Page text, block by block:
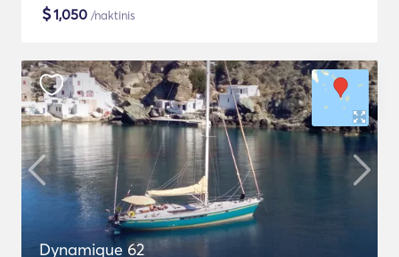
$1,050 /naktinis
Dynamique 62